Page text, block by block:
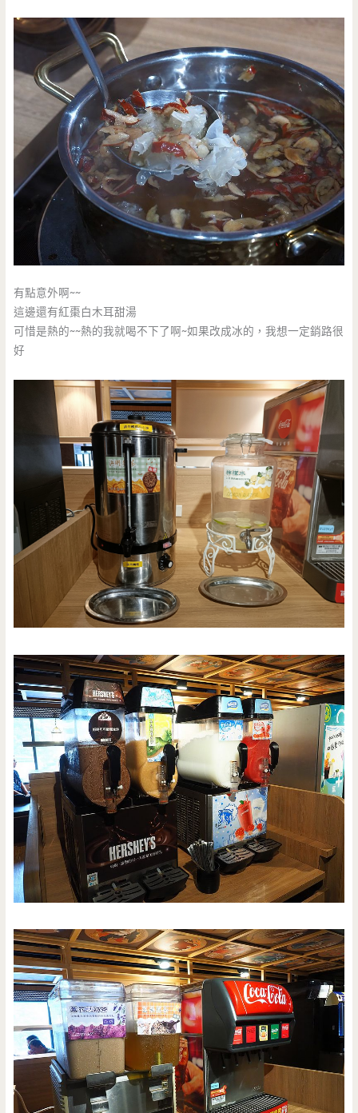
有點意外啊~~
這邊還有紅棗白木耳甜湯
可惜是熱的~~熱的我就喝不下了啊~如果改成冰的，我想一定銷路很
好